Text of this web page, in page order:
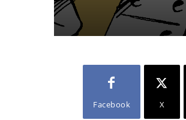
Facebook X